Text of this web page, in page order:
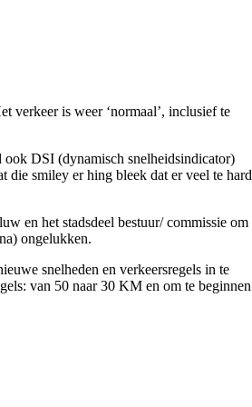
verkeer is weer ‘normaal’, inclusief te
ook DSI (dynamisch snelheidsindicator)
smiley er hing bleek dat er veel te hard
en het stadsdeel bestuur/ commissie om
ongelukken.
snelheden en verkeersregels in te
van 50 naar 30 KM en om te beginnen